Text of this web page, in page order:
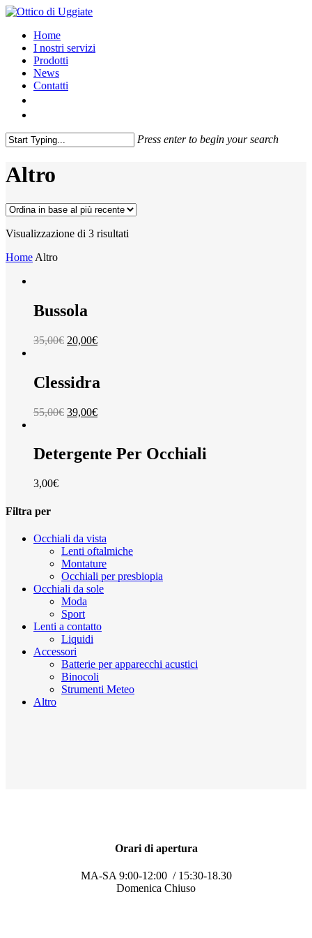
Home
I nostri servizi
Prodotti
News
Contatti
Press enter to begin your search
Altro
Visualizzazione di 3 risultati
Home Altro
Bussola
35,00€ 20,00€
Clessidra
55,00€ 39,00€
Detergente Per Occhiali
3,00€
Filtra per
Occhiali da vista
Lenti oftalmiche
Montature
Occhiali per presbiopia
Occhiali da sole
Moda
Sport
Lenti a contatto
Liquidi
Accessori
Batterie per apparecchi acustici
Binocoli
Strumenti Meteo
Altro
Orari di apertura
MA-SA 9:00-12:00 / 15:30-18.30
Domenica Chiuso